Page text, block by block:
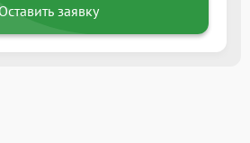
Оставить заявку